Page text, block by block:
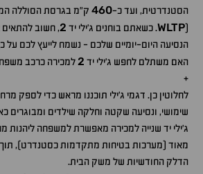
הסטנדרטית, ועד כ-460 ק"מ בגרסת הסוללה
(
WLTP. כשאתם בוחנים ג'ילי יד 2, חשוב להתאים
הנסיעה היום-יומיים שלכם - נשמח לייעץ לכם על
האם משתלם לחפש ג'ילי יד 2למכירה כרכב
+
לחלוטין כן. דגמי ג'ילי תוכננו מראש כדי לספק
שימושי, ונסיעה שקטה וחלקה שילדים ומבוגרים
ג'ילי יד שנייה למכירה מאפשרת למשפחה ליהנות
מאוד (מערכות בטיחות מתקדמות כסטנדרט), תוך
הדלק החודשיות של משק הבית.